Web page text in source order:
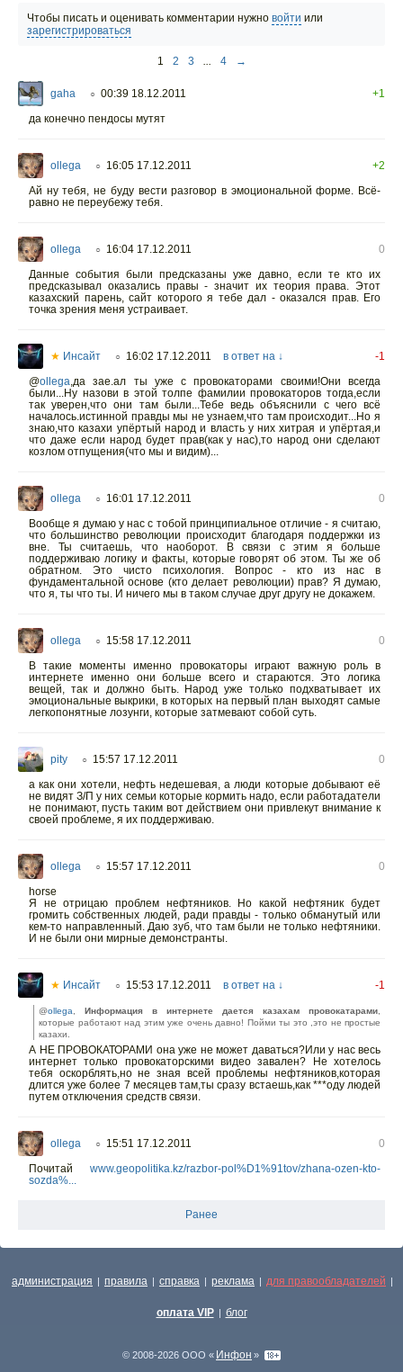
Чтобы писать и оценивать комментарии нужно войти или
зарегистрироваться
1 2 3 4 →
gaha ○ 00:39 18.12.2011
+1
да конечно пендосы мутят
ollega ○ 16:05 17.12.2011
+2
Ай ну тебя, не буду вести разговор в эмоциональной форме. Всё-
равно не переубежу тебя.
ollega ○ 16:04 17.12.2011
0
Данные события были предсказаны уже давно, если те кто их
предсказывал оказались правы - значит их теория права. Этот
казахский парень, сайт которого я тебе дал - оказался прав. Его
точка зрения меня устраивает.
★ Инсайт ○ 16:02 17.12.2011 в ответ на ↓
-1
@ollega ,да зае.ал ты уже с провокаторами своими!Они всегда
были...Ну назови в этой толпе фамилии провокаторов тогда,если
так уверен,что они там были...Тебе ведь объяснили с чего всё
началось.истинной правды мы не узнаем,что там происходит...Но я
знаю,что казахи упёртый народ и власть у них хитрая и упёртая,и
что даже если народ будет прав(как у нас),то народ они сделают
козлом отпущения(что мы и видим)...
ollega ○ 16:01 17.12.2011
0
Вообще я думаю у нас с тобой принципиальное отличие - я считаю,
что большинство революции происходит благодаря поддержки из
вне. Ты считаешь, что наоборот. В связи с этим я больше
поддерживаю логику и факты, которые говорят об этом. Ты же об
обратном. Это чисто психология. Вопрос - кто из нас в
фундаментальной основе (кто делает революции) прав? Я думаю,
что я, ты что ты. И ничего мы в таком случае друг другу не докажем.
ollega ○ 15:58 17.12.2011
0
В такие моменты именно провокаторы играют важную роль в
интернете именно они больше всего и стараются. Это логика
вещей, так и должно быть. Народ уже только подхватывает их
эмоциональные выкрики, в которых на первый план выходят самые
легкопонятные лозунги, которые затмевают собой суть.
pity ○ 15:57 17.12.2011
0
а как они хотели, нефть недешевая, а люди которые добывают её
не видят З/П у них семьи которые кормить надо, если работадатели
не понимают, пусть таким вот действием они привлекут внимание к
своей проблеме, я их поддерживаю.
ollega ○ 15:57 17.12.2011
0
horse
Я не отрицаю проблем нефтяников. Но какой нефтяник будет
громить собственных людей, ради правды - только обманутый или
кем-то направленный. Даю зуб, что там были не только нефтяники.
И не были они мирные демонстранты.
★ Инсайт ○ 15:53 17.12.2011 в ответ на ↓ -1
@ollega Информация в интернете дается казахам провокатарами
которые работают над этим уже очень давно! Пойми ты это ,это не простые
казахи.
А НЕ ПРОВОКАТОРАМИ она уже не может даваться?Или у нас весь
интернет только провокаторскими видео завален? Не хотелось
тебя оскорблять,но не зная всей проблемы нефтяников,которая
длится уже более 7 месяцев там,ты сразу встаешь,как ***оду людей
путем отключения средств связи.
ollega ○ 15:51 17.12.2011
0
Почитай www.geopolitika.kz/razbor-pol%D1%91tov/zhana-ozen-kto-
sozda%...
Ранее
администрация | правила | справка | реклама | для правообладателей |
оплата VIP | блог
© 2008-2026 ООО « Инфон »